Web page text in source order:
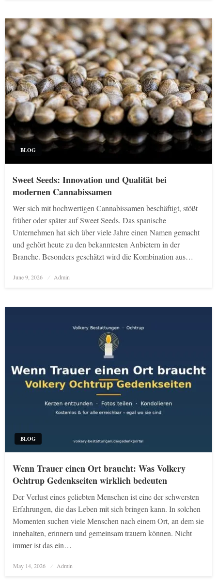
BLOG
Sweet Seeds: Innovation und Qualität bei
modernen Cannabissamen
Wer sich mit hochwertigen Cannabissamen beschäftigt, stößt
früher oder später auf Sweet Seeds. Das spanische
Unternehmen hat sich über viele Jahre einen Namen gemacht
und gehört heute zu den bekanntesten Anbietern in der
Branche. Besonders geschätzt wird die Kombination aus…
Posted
June 9, 2026 Admin
BLOG
Wenn Trauer einen Ort braucht: Was Volkery
Ochtrup Gedenkseiten wirklich bedeuten
Der Verlust eines geliebten Menschen ist eine der schwersten
Erfahrungen, die das Leben mit sich bringen kann. In solchen
Momenten suchen viele Menschen nach einem Ort, an dem sie
innehalten, erinnern und gemeinsam trauern können. Nicht
immer ist das ein…
Posted
on
May 14, 2026 Admin